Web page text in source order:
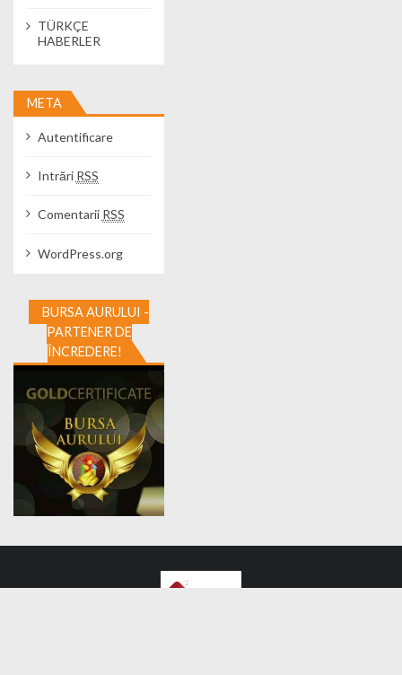
TÜRKÇE
HABERLER
META
Autentificare
Intrări RSS
Comentarii RSS
WordPress.org
BURSA AURULUI -
PARTENER DE
ÎNCREDERE!